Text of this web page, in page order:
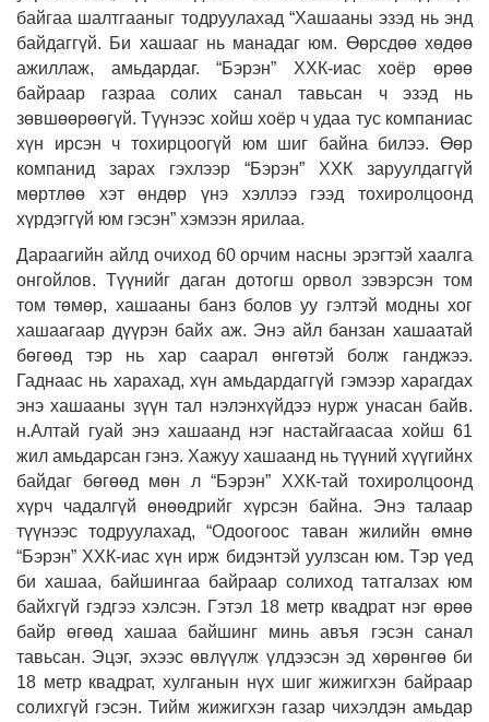
байгаа шалтгааныг тодруулахад “Хашааны эзэд нь энд
байдаггүй. Би хашааг нь манадаг юм. Өөрсдөө хөдөө
ажиллаж, амьдардаг. “Бэрэн” ХХК-иас хоёр өрөө
байраар газраа солих санал тавьсан ч эзэд нь
зөвшөөрөөгүй. Түүнээс хойш хоёр ч удаа тус компаниас
хүн ирсэн ч тохирцоогүй юм шиг байна билээ. Өөр
компанид зарах гэхлээр “Бэрэн” ХХК заруулдаггүй
мөртлөө хэт өндөр үнэ хэллээ гээд тохиролцоонд
хүрдэггүй юм гэсэн” хэмээн ярилаа.
Дараагийн айлд очиход 60 орчим насны эрэгтэй хаалга
онгойлов. Түүнийг даган дотогш орвол зэвэрсэн том
том төмөр, хашааны банз болов уу гэлтэй модны хог
хашаагаар дүүрэн байх аж. Энэ айл банзан хашаатай
бөгөөд тэр нь хар саарал өнгөтэй болж ганджээ.
Гаднаас нь харахад, хүн амьдардаггүй гэмээр харагдах
энэ хашааны зүүн тал нэлэнхүйдээ нурж унасан байв.
н.Алтай гуай энэ хашаанд нэг настайгаасаа хойш 61
жил амьдарсан гэнэ. Хажуу хашаанд нь түүний хүүгийнх
байдаг бөгөөд мөн л “Бэрэн” ХХК-тай тохиролцоонд
хүрч чадалгүй өнөөдрийг хүрсэн байна. Энэ талаар
түүнээс тодруулахад, “Одоогоос таван жилийн өмнө
“Бэрэн” ХХК-иас хүн ирж бидэнтэй уулзсан юм. Тэр үед
би хашаа, байшингаа байраар солиход татгалзах юм
байхгүй гэдгээ хэлсэн. Гэтэл 18 метр квадрат нэг өрөө
байр өгөөд хашаа байшинг минь авъя гэсэн санал
тавьсан. Эцэг, эхээс өвлүүлж үлдээсэн эд хөрөнгөө би
18 метр квадрат, хулганын нүх шиг жижигхэн байраар
солихгүй гэсэн. Тийм жижигхэн газар чихэлдэн амьдар